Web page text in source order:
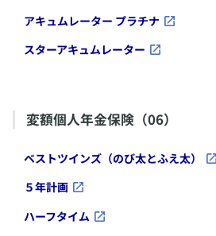
​アキュムレーター プラチナ
​スターアキュムレーター
変額個人年金保険（06）
​ベストツインズ（のび太とふえ太）
​５年計画
​ハーフタイム